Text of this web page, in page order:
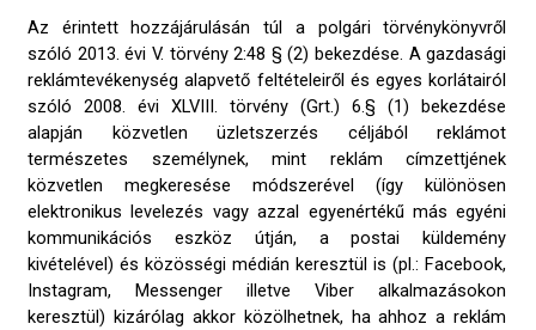
Az érintett hozzájárulásán túl a polgári törvénykönyvről
szóló 2013. évi V. törvény 2:48 § (2) bekezdése. A gazdasági
reklámtevékenység alapvető feltételeiről és egyes korlátairól
szóló 2008. évi XLVIII. törvény (Grt.) 6.§ (1) bekezdése
alapján közvetlen üzletszerzés céljából reklámot
természetes személynek, mint reklám címzettjének
közvetlen megkeresése módszerével (így különösen
elektronikus levelezés vagy azzal egyenértékű más egyéni
kommunikációs eszköz útján, a postai küldemény
kivételével) és közösségi médián keresztül is (pl.: Facebook,
Instagram, Messenger illetve Viber alkalmazásokon
keresztül) kizárólag akkor közölhetnek, ha ahhoz a reklám